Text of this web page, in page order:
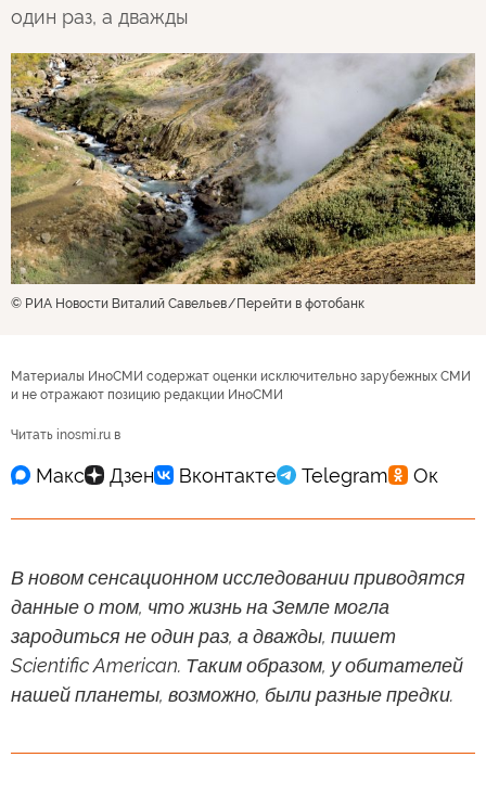
один раз, а дважды
© РИА Новости Виталий Савельев Перейти в фотобанк
Материалы ИноСМИ содержат оценки исключительно зарубежных СМИ
и не отражают позицию редакции ИноСМИ
Читать inosmi.ru в
В новом сенсационном исследовании приводятся
данные о том, что жизнь на Земле могла
зародиться не один раз, а дважды, пишет
Scientific American. Таким образом, у обитателей
нашей планеты, возможно, были разные предки.